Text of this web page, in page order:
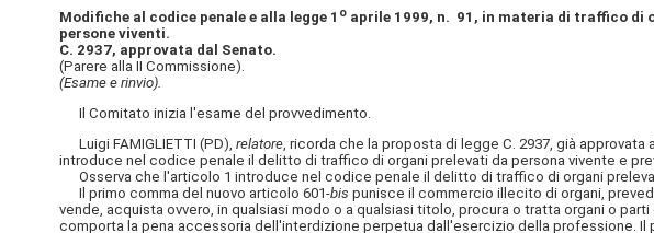
Modifiche al codice penale e alla legge 1 oaprile 1999, n. 91, in materia di traffico di
persone viventi.
C. 2937, approvata dal Senato.
(Parere alla II Commissione).
(Esame e rinvio).
Il Comitato inizia l'esame del provvedimento.
Luigi FAMIGLIETTI (PD), relatore, ricorda che la proposta di legge C. 2937, già
introduce nel codice penale il delitto di traffico di organi prelevati da persona vivente e
Osserva che l'articolo 1 introduce nel codice penale il delitto di traffico di organi
Il primo comma del nuovo articolo 601-bis punisce il commercio illecito di organi,
vende, acquista ovvero, in qualsiasi modo o a qualsiasi titolo, procura o tratta organi o
comporta la pena accessoria dell'interdizione perpetua dall'esercizio della professione.